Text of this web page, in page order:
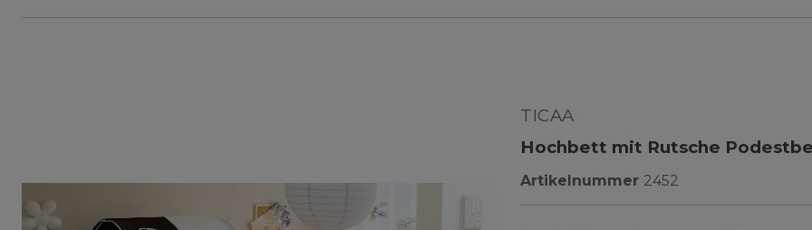
TICAA
Hochbett mit Rutsche
Artikelnummer 2452